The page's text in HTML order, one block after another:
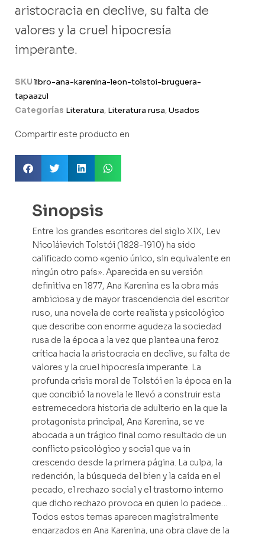
aristocracia en declive, su falta de
valores y la cruel hipocresía
imperante.
SKUlibro-ana-karenina-leon-tolstoi-bruguera-
tapaazul
Categorías Literatura, Literatura rusa,Usados
Compartir este producto en
Sinopsis
Entre los grandes escritores del siglo XIX, Lev
Nicoláievich Tolstói (1828-1910) ha sido
calificado como «genio único, sin equivalente en
ningún otro país». Aparecida en su versión
definitiva en 1877, Ana Karenina es la obra más
ambiciosa y de mayor trascendencia del escritor
ruso, una novela de corte realista y psicológico
que describe con enorme agudeza la sociedad
rusa de la época a la vez que plantea una feroz
crítica hacia la aristocracia en declive, su falta de
valores y la cruel hipocresía imperante. La
profunda crisis moral de Tolstói en la época en la
que concibió la novela le llevó a construir esta
estremecedora historia de adulterio en la que la
protagonista principal, Ana Karenina, se ve
abocada a un trágico final como resultado de un
conflicto psicológico y social que va in
crescendo desde la primera página. La culpa, la
redención, la búsqueda del bien y la caída en el
pecado, el rechazo social y el trastorno interno
que dicho rechazo provoca en quien lo padece…
Todos estos temas aparecen magistralmente
engarzados en Ana Karenina, una obra clave de la